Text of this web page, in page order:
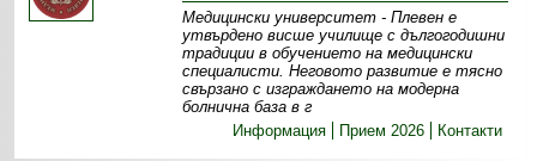
Медицински университет - Плевен е
утвърдено висше училище с дългогодишни
традиции в обучението на медицински
специалисти. Неговото развитие е тясно
свързано с изграждането на модерна
болнична база в г
Информация
Прием 2026 Контакти